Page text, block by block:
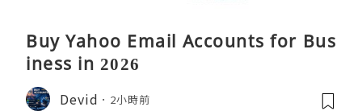
Buy Yahoo Email Accounts for Bus
iness in 2026
Devid 2小時前